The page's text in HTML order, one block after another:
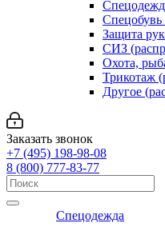
Спецобувь
Защита
СИЗ
Охота,
Трикотаж
Другое
Заказать звонок
+7 (495) 198-98-08
8 (800) 777-83-77
Спецодежда